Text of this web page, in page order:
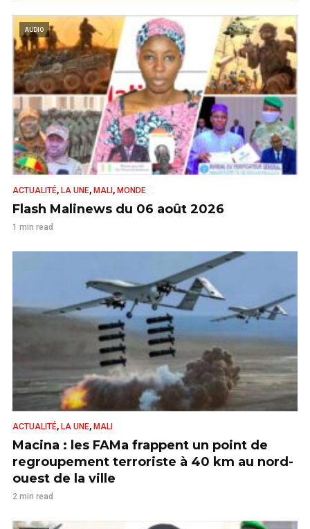
AUDIO
ACTUALITÉ, LA UNE, MALI , MONDE
Flash Malinews du 06 août 2026
1 min read
ACTUALITÉ, LA UNE, MALI
Macina : les FAMa frappent un point de
regroupement terroriste à 40 km au nord-
ouest de la ville
2 min read